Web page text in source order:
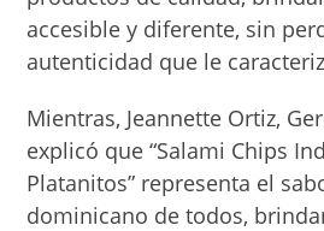
accesible y diferente, sin
autenticidad que le
Mientras, Jeannette Ortiz,
explicó que “Salami Chips
Platanitos” representa el
dominicano de todos,